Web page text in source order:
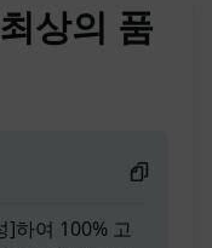
상의 품
]하여 100% 고